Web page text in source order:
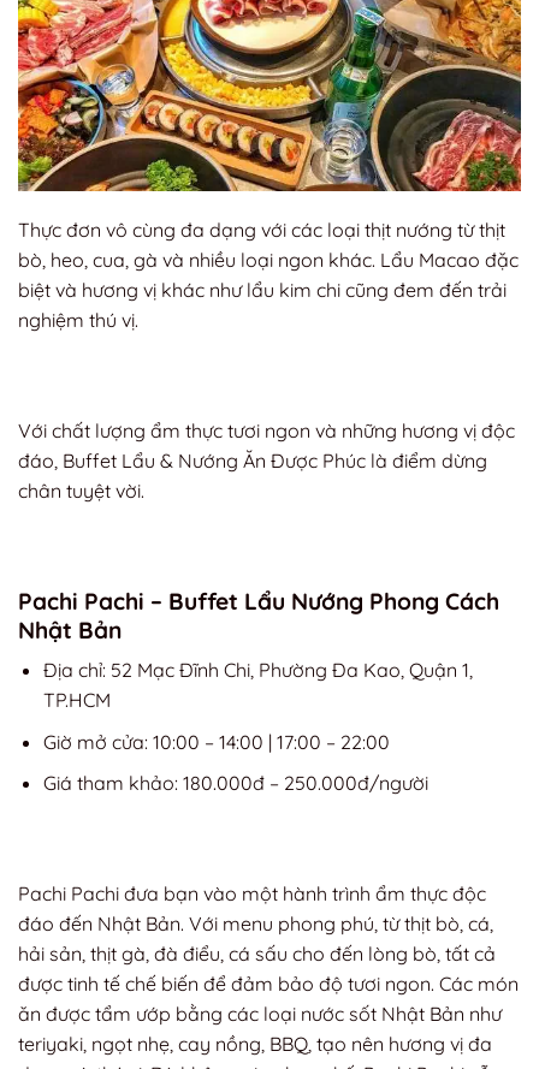
Thực đơn vô cùng đa dạng với các loại thịt nướng từ thịt
bò, heo, cua, gà và nhiều loại ngon khác. Lẩu Macao đặc
biệt và hương vị khác như lẩu kim chi cũng đem đến trải
nghiệm thú vị.
Với chất lượng ẩm thực tươi ngon và những hương vị độc
đáo, Buffet Lẩu & Nướng Ăn Được Phúc là điểm dừng
chân tuyệt vời.
Pachi Pachi – Buffet Lẩu Nướng Phong Cách
Nhật Bản
Địa chỉ: 52 Mạc Đĩnh Chi, Phường Đa Kao, Quận 1,
TP.HCM
Giờ mở cửa: 10:00 – 14:00 | 17:00 – 22:00
Giá tham khảo: 180.000đ – 250.000đ/người
Pachi Pachi đưa bạn vào một hành trình ẩm thực độc
đáo đến Nhật Bản. Với menu phong phú, từ thịt bò, cá,
hải sản, thịt gà, đà điểu, cá sấu cho đến lòng bò, tất cả
được tinh tế chế biến để đảm bảo độ tươi ngon. Các món
ăn được tẩm ướp bằng các loại nước sốt Nhật Bản như
teriyaki, ngọt nhẹ, cay nồng, BBQ, tạo nên hương vị đa